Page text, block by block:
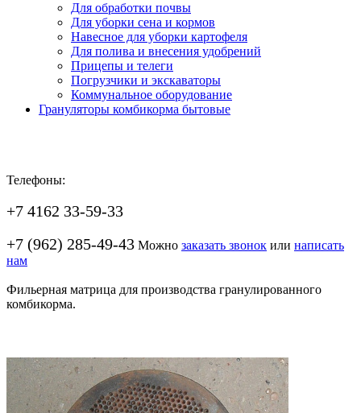
Для обработки почвы
Для уборки сена и кормов
Навесное для уборки картофеля
Для полива и внесения удобрений
Прицепы и телеги
Погрузчики и экскаваторы
Коммунальное оборудование
Грануляторы комбикорма бытовые
Телефоны:
+7 4162 33-59-33
+7 (962) 285-49-43 Можно заказать звонок или написать
нам
Фильерная матрица для производства гранулированного
комбикорма.